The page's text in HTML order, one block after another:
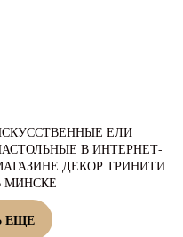
ЕЛИ
В ИНТЕРНЕТ-
ДЕКОР ТРИНИТИ
МИНСКЕ
ЕЩЕ